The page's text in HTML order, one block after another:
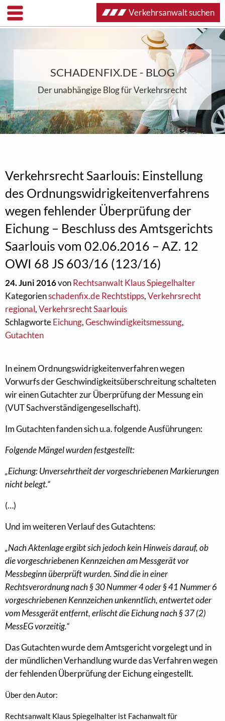
SCHADENFIX.DE - BLOG
Der unabhängige Blog für Verkehrsrecht
Verkehrsrecht Saarlouis: Einstellung
des Ordnungswidrigkeitenverfahrens
wegen fehlender Überprüfung der
Eichung – Beschluss des Amtsgerichts
Saarlouis vom 02.06.2016 – AZ. 12
OWI 68 JS 603/16 (123/16)
24. Juni 2016vonRechtsanwalt Klaus Spiegelhalter
Kategorienschadenfix.de Rechtstipps,Verkehrsrecht
regional,Verkehrsrecht Saarlouis
SchlagworteEichung,Geschwindigkeitsmessung,
Gutachten
In einem Ordnungswidrigkeitenverfahren wegen
Vorwurfs der Geschwindigkeitsüberschreitung schalteten
wir einen Gutachter zur Überprüfung der Messung ein
(VUT Sachverständigengesellschaft).
Im Gutachten fanden sich u.a. folgende Ausführungen:
Folgende Mängel wurden festgestellt:
„Eichung: Unversehrtheit der vorgeschriebenen Markierungen
nicht belegt.“
(…)
Und im weiteren Verlauf des Gutachtens:
„Nach Aktenlage ergibt sich jedoch kein Hinweis darauf, ob
die vorgeschriebenen Kennzeichen am Messgerät vor
Messbeginn überprüft wurden. Sind die in einer
Rechtsverordnung nach § 30 Nummer 4 oder § 41 Nummer 6
vorgeschriebenen Kennzeichen unkenntlich, entwertet oder
vom Messgerät entfernt, erlischt die Eichung nach § 37 (2)
MessEG vorzeitig.“
Das Gutachten wurde dem Amtsgericht vorgelegt und in
der mündlichen Verhandlung wurde das Verfahren wegen
der fehlenden Überprüfung der Eichung eingestellt.
Über den Autor:
Rechtsanwalt Klaus Spiegelhalter ist Fachanwalt für
Verkehrsanwalt suchen